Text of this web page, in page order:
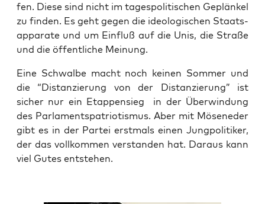
fen. Die­se sind nicht im tages­po­li­ti­schen Geplän­kel
zu fin­den. Es geht gegen die ideo­lo­gi­schen Staats­
ap­pa­ra­te und um Ein­fluß auf die Unis, die Stra­ße
und die öffent­li­che Meinung.
Eine Schwal­be macht noch kei­nen Som­mer und
die “Distan­zie­rung von der Distan­zie­rung” ist
sicher nur ein Etap­pen­sieg in der Über­win­dung
des Par­la­ments­pa­trio­tis­mus. Aber mit Möse­ne­der
gibt es in der Par­tei erst­mals einen Jung­po­li­ti­ker,
der das voll­kom­men ver­stan­den hat. Dar­aus kann
viel Gutes entstehen.